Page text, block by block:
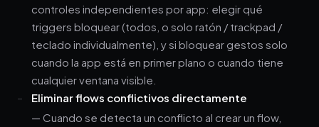
controles independientes por app: elegir qué
triggers bloquear (todos, o solo ratón / trackpad /
teclado individualmente), y si bloquear gestos solo
cuando la app está en primer plano o cuando tiene
cualquier ventana visible.
Eliminar flows conflictivos directamente
— Cuando se detecta un conflicto al crear un flow,